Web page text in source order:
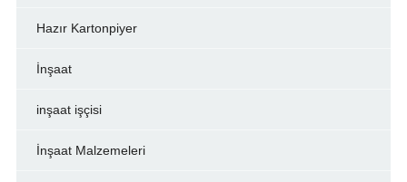
Hazır Kartonpiyer
İnşaat
inşaat işçisi
İnşaat Malzemeleri